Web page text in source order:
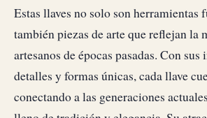
Estas llaves no solo son herramientas
también piezas de arte que reflejan la
artesanos de épocas pasadas. Con sus
detalles y formas únicas, cada llave
conectando a las generaciones